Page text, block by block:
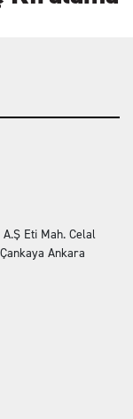
Eti Mah. Celal
Ankara